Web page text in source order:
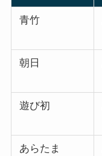
青竹
朝日
遊び初
あらたま